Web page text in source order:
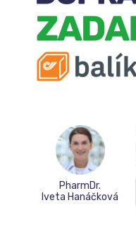
PharmDr.
Iveta Hanáčková